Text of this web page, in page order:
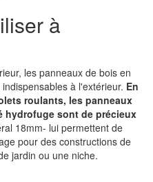
à
les panneaux de bois en
à l'extérieur. En
roulants, les panneaux
hydrofuge sont de précieux
18mm- lui permettent de
pour des constructions de
jardin ou une niche.